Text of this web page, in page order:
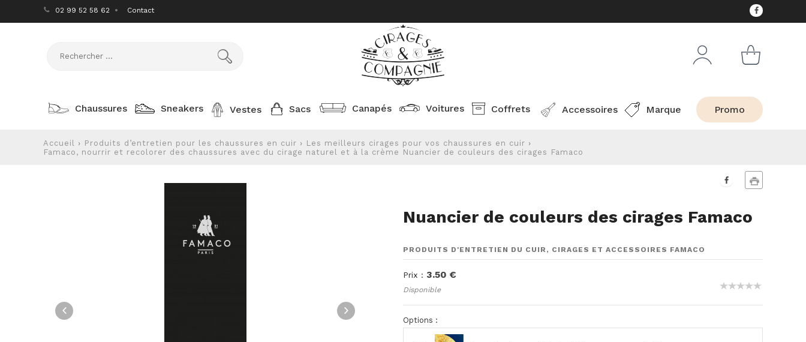
02 99 52 58 62 Contact
Chaussures Sneakers Vestes Sacs Canapés Voitures Coffrets Accessoires Marque Promo
Accueil › Produits d’entretien pour les chaussures en cuir › Les meilleurs cirages pour vos chaussures en cuir ›
Famaco, nourrir et recolorer des chaussures avec du cirage naturel et à la crème Nuancier de couleurs des cirages Famaco
Nuancier de couleurs des cirages Famaco
PRODUITS D'ENTRETIEN DU CUIR, CIRAGES ET ACCESSOIRES FAMACO
Prix : 3.50 €
Disponible
Options :